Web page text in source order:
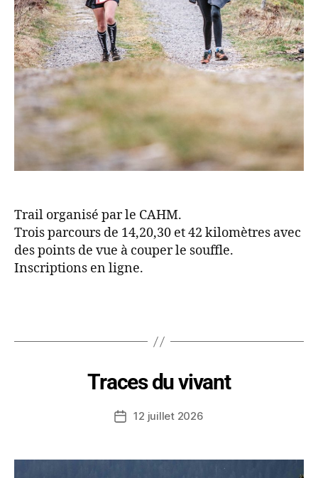
Trail organisé par le CAHM.
Trois parcours de 14,20,30 et 42 kilomètres avec
des points de vue à couper le souffle.
Inscriptions en ligne.
Traces du vivant
12 juillet 2026